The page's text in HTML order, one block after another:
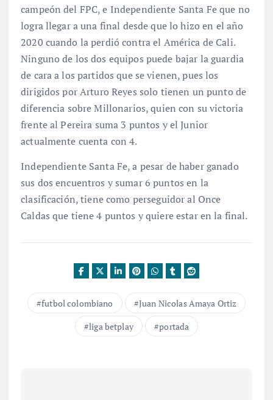
campeón del FPC, e Independiente Santa Fe que no
logra llegar a una final desde que lo hizo en el año
2020 cuando la perdió contra el América de Cali.
Ninguno de los dos equipos puede bajar la guardia
de cara a los partidos que se vienen, pues los
dirigidos por Arturo Reyes solo tienen un punto de
diferencia sobre Millonarios, quien con su victoria
frente al Pereira suma 3 puntos y el Junior
actualmente cuenta con 4.
Independiente Santa Fe, a pesar de haber ganado
sus dos encuentros y sumar 6 puntos en la
clasificación, tiene como perseguidor al Once
Caldas que tiene 4 puntos y quiere estar en la final.
futbol colombiano
Juan Nicolas Amaya Ortiz
liga betplay
portada